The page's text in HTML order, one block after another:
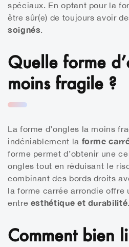
spéciaux. En optant pour la
être sûr(e) de toujours avoir
soignés.
Quelle forme
moins fragile ?
La forme d’ongles la moins
indéniablement la forme
forme permet d’obtenir une
ongles tout en réduisant le
combinant des bords droits
la forme carrée arrondie offre
entre esthétique et durabilité.
Comment bien